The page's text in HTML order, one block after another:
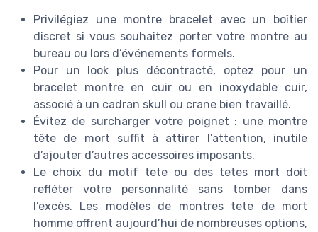
Privilégiez une montre bracelet avec un boîtier
discret si vous souhaitez porter votre montre au
bureau ou lors d’événements formels.
Pour un look plus décontracté, optez pour un
bracelet montre en cuir ou en inoxydable cuir,
associé à un cadran skull ou crane bien travaillé.
Évitez de surcharger votre poignet : une montre
tête de mort suffit à attirer l’attention, inutile
d’ajouter d’autres accessoires imposants.
Le choix du motif tete ou des tetes mort doit
refléter votre personnalité sans tomber dans
l’excès. Les modèles de montres tete de mort
homme offrent aujourd’hui de nombreuses options,